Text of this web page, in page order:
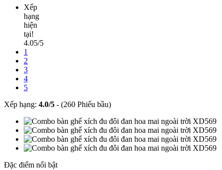
Xếp
hạng
hiện
tại!
4.05/5
1
2
3
4
5
Xếp hạng: 4.0/5 - (260 Phiếu bầu)
Đặc điểm nổi bật